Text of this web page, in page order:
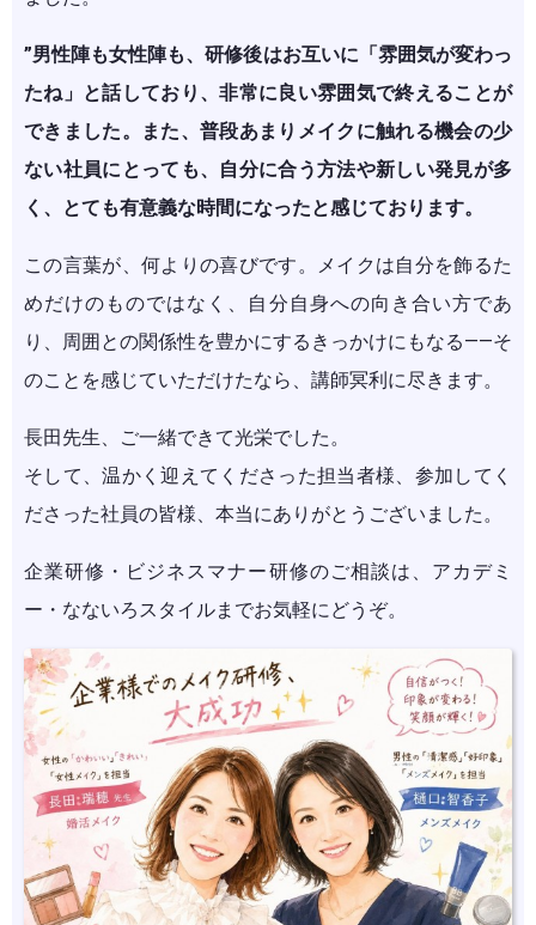
”男性陣も女性陣も、研修後はお互いに「雰囲気が変わっ
たね」と話しており、非常に良い雰囲気で終えることが
できました。また、普段あまりメイクに触れる機会の少
ない社員にとっても、自分に合う方法や新しい発見が多
く、とても有意義な時間になったと感じております。
この言葉が、何よりの喜びです。メイクは自分を飾るた
めだけのものではなく、自分自身への向き合い方であ
り、周囲との関係性を豊かにするきっかけにもなる——そ
のことを感じていただけたなら、講師冥利に尽きます。
長田先生、ご一緒できて光栄でした。
そして、温かく迎えてくださった担当者様、参加してく
ださった社員の皆様、本当にありがとうございました。
企業研修・ビジネスマナー研修のご相談は、アカデミ
ー・なないろスタイルまでお気軽にどうぞ。